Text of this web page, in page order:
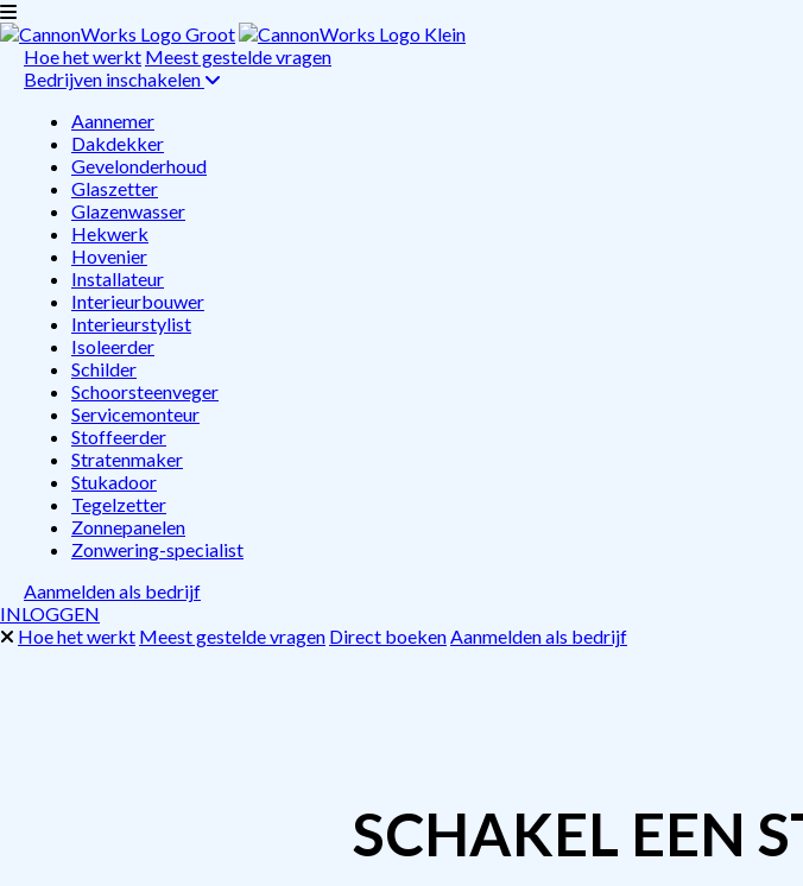
Hoe het werkt Meest gestelde vragen
Bedrijven inschakelen
Aannemer
Dakdekker
Gevelonderhoud
Glaszetter
Glazenwasser
Hekwerk
Hovenier
Installateur
Interieurbouwer
Interieurstylist
Isoleerder
Schilder
Schoorsteenveger
Servicemonteur
Stoffeerder
Stratenmaker
Stukadoor
Tegelzetter
Zonnepanelen
Zonwering-specialist
Aanmelden als bedrijf
INLOGGEN
Hoe het werkt Meest gestelde vragen Direct boekenAanmelden als bedrijf
SCHAKEL EEN